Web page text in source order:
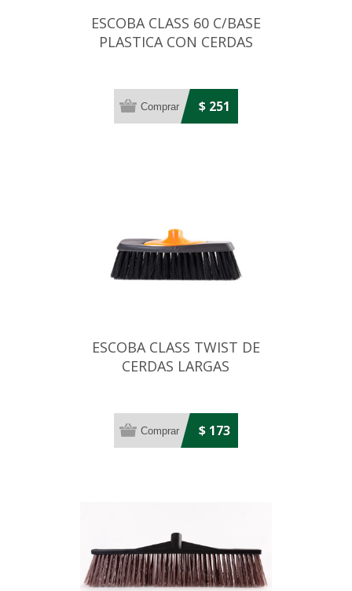
ESCOBA CLASS 60 C/BASE
PLASTICA CON CERDAS
$ 251
ESCOBA CLASS TWIST DE
CERDAS LARGAS
$ 173